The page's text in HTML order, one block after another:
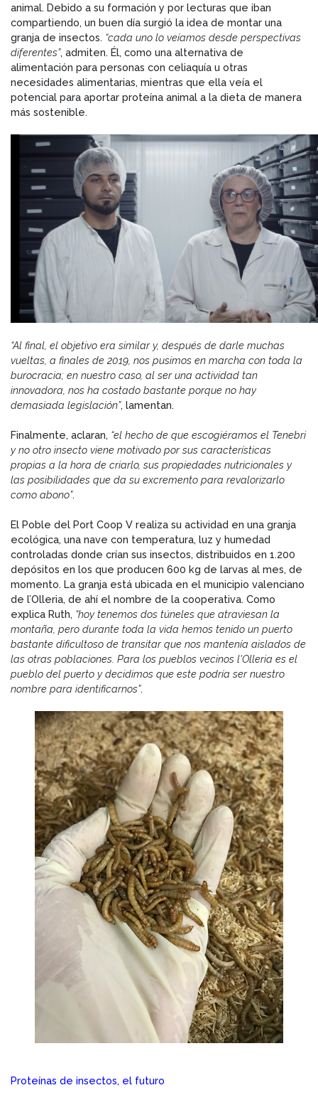
animal. Debido a su formación y por lecturas que iban
compartiendo, un buen día surgió la idea de montar una
granja de insectos. “cada uno lo veíamos desde perspectivas
diferentes”, admiten. Él, como una alternativa de
alimentación para personas con celiaquía u otras
necesidades alimentarias, mientras que ella veía el
potencial para aportar proteína animal a la dieta de manera
más sostenible.
“Al final, el objetivo era similar y, después de darle muchas
vueltas, a finales de 2019, nos pusimos en marcha con toda la
burocracia; en nuestro caso, al ser una actividad tan
innovadora, nos ha costado bastante porque no hay
demasiada legislación”, lamentan.
Finalmente, aclaran, “el hecho de que escogiéramos el Tenebri
y no otro insecto viene motivado por sus características
propias a la hora de criarlo, sus propiedades nutricionales y
las posibilidades que da su excremento para revalorizarlo
como abono”.
El Poble del Port Coop V realiza su actividad en una granja
ecológica, una nave con temperatura, luz y humedad
controladas donde crían sus insectos, distribuidos en 1.200
depósitos en los que producen 600 kg de larvas al mes, de
momento. La granja está ubicada en el municipio valenciano
de l’Olleria, de ahí el nombre de la cooperativa. Como
explica Ruth, “hoy tenemos dos túneles que atraviesan la
montaña, pero durante toda la vida hemos tenido un puerto
bastante dificultoso de transitar que nos mantenía aislados de
las otras poblaciones. Para los pueblos vecinos l'Olleria es el
pueblo del puerto y decidimos que este podría ser nuestro
nombre para identificarnos”.
Proteínas de insectos, el futuro